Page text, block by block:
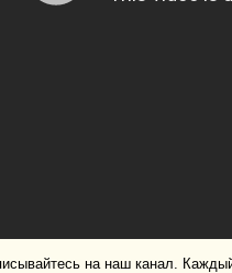
на наш канал.